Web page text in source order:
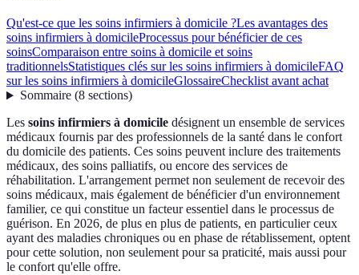
Qu'est-ce que les soins infirmiers à domicile ?Les avantages des
soins infirmiers à domicileProcessus pour bénéficier de ces
soinsComparaison entre soins à domicile et soins
traditionnelsStatistiques clés sur les soins infirmiers à domicileFAQ
sur les soins infirmiers à domicileGlossaireChecklist avant achat
Sommaire(8 sections)
Les soins infirmiers à domicile désignent un ensemble de services
médicaux fournis par des professionnels de la santé dans le confort
du domicile des patients. Ces soins peuvent inclure des traitements
médicaux, des soins palliatifs, ou encore des services de
réhabilitation. L'arrangement permet non seulement de recevoir des
soins médicaux, mais également de bénéficier d'un environnement
familier, ce qui constitue un facteur essentiel dans le processus de
guérison. En 2026, de plus en plus de patients, en particulier ceux
ayant des maladies chroniques ou en phase de rétablissement, optent
pour cette solution, non seulement pour sa praticité, mais aussi pour
le confort qu'elle offre.